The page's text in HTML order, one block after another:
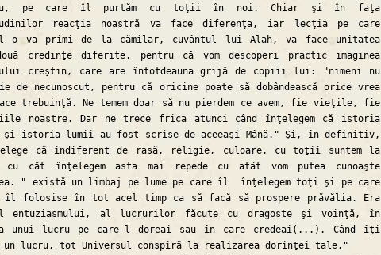
pe care îl purtăm cu toţii în noi. Chiar şi în faţa
reacţia noastră va face diferenţa, iar lecţia pe care
o va primi de la cămilar, cuvântul lui Alah, va face unitatea
credinţe diferite, pentru că vom descoperi practic imaginea
creştin, care are întotdeauna grijă de copiii lui: "nimeni nu
de necunoscut, pentru că oricine poate să dobândească orice vrea
trebuinţă. Ne temem doar să nu pierdem ce avem, fie vieţile, fie
noastre. Dar ne trece frica atunci când înţelegem că istoria
şi istoria lumii au fost scrise de aceeaşi Mână." Şi, în definitiv,
că indiferent de rasă, religie, culoare, cu toţii suntem la
cât înţelegem asta mai repede cu atât vom putea cunoaşte
" există un limbaj pe lume pe care îl înţelegem toţi şi pe care
îl folosise în tot acel timp ca să facă să prospere prăvălia. Era
entuziasmului, al lucrurilor făcute cu dragoste şi voinţă, în
unui lucru pe care-l doreai sau în care credeai(...). Când îţi
un lucru, tot Universul conspiră la realizarea dorinţei tale."